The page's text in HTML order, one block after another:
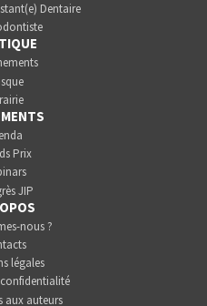
Dentaire
Prix
JIP
nous ?
légales
aux auteurs